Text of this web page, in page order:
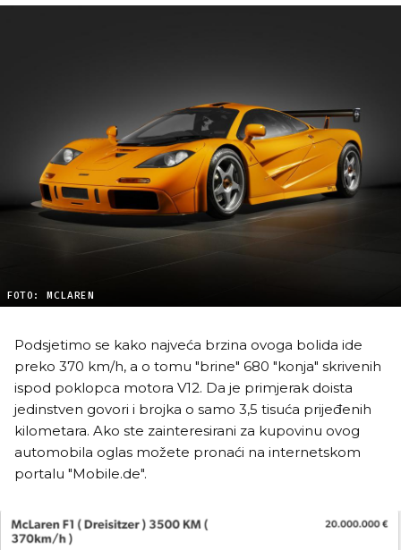
FOTO: MCLAREN
Podsjetimo se kako najveća brzina ovoga bolida ide
preko 370 km/h, a o tomu "brine" 680 "konja" skrivenih
ispod poklopca motora V12. Da je primjerak doista
jedinstven govori i brojka o samo 3,5 tisuća prijeđenih
kilometara. Ako ste zainteresirani za kupovinu ovog
automobila oglas možete pronaći na internetskom
portalu "Mobile.de".